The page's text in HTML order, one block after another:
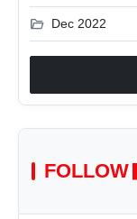
folder_open Dec 2022
FOLLOW